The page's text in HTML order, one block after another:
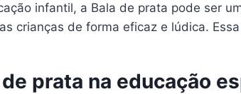
infantil, a Bala de prata pode ser
crianças de forma eficaz e lúdica.
prata na educação